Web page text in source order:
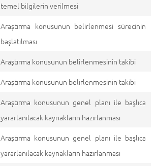
temel bilgilerin verilmesi
Araştırma konusunun belirlenmesi sürecinin
başlatılması
Araştırma konusunun belirlenmesinin takibi
Araştırma konusunun belirlenmesinin takibi
Araştırma konusunun genel planı ile başlıca
yararlanılacak kaynakların hazırlanması
Araştırma konusunun genel planı ile başlıca
yararlanılacak kaynakların hazırlanması